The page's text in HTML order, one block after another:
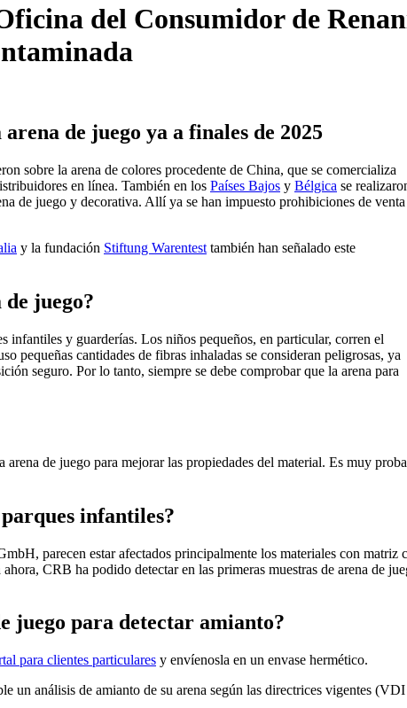
del Consumidor de
de juego ya a finales de 2025
sobre la arena de colores procedente de China, que se comercializa
en línea. También en los Países Bajos y Bélgica se
de juego y decorativa. Allí ya se han impuesto prohibiciones de venta
y la fundación Stiftung Warentest también han señalado este
juego?
infantiles y guarderías. Los niños pequeños, en particular, corren el
pequeñas cantidades de fibras inhaladas se consideran peligrosas, ya
seguro. Por lo tanto, siempre se debe comprobar que la arena para
de juego para mejorar las propiedades del material. Es muy
infantiles?
parecen estar afectados principalmente los materiales con
CRB ha podido detectar en las primeras muestras de arena de
juego para detectar amianto?
para clientes particulares y envíenosla en un envase hermético.
un análisis de amianto de su arena según las directrices vigentes